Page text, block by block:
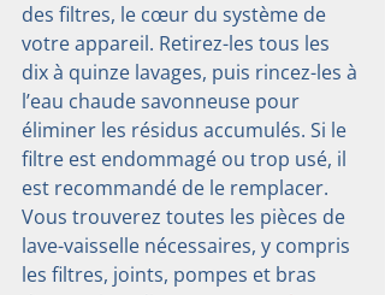
des filtres, le cœur du système de
votre appareil. Retirez-les tous les
dix à quinze lavages, puis rincez-les à
l’eau chaude savonneuse pour
éliminer les résidus accumulés. Si le
filtre est endommagé ou trop usé, il
est recommandé de le remplacer.
Vous trouverez toutes les pièces de
lave-vaisselle nécessaires, y compris
les filtres, joints, pompes et bras